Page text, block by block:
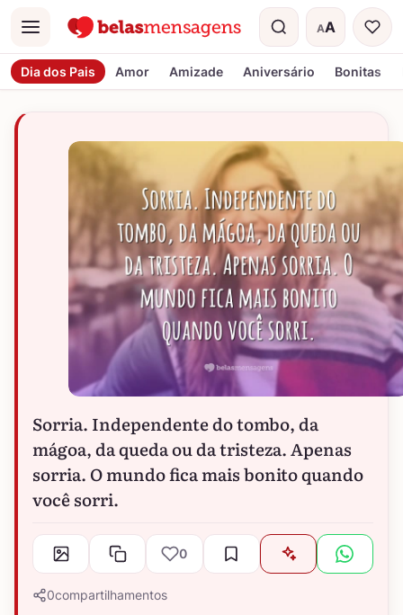
Menu AA
Tamanho do
Dia dos Pais Amor Amizade Aniversário Bonitas
Sorria. Independente do tombo, da
mágoa, da queda ou da tristeza. Apenas
sorria. O mundo fica mais bonito quando
você sorri.
0
0compartilhamentos